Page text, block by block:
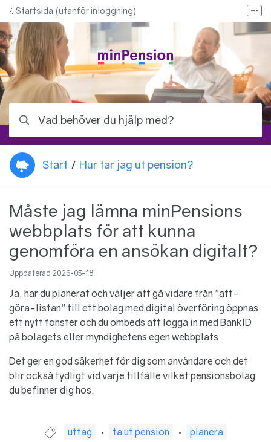
Hoppa till innehåll
Startsida (utanför inloggning)
Bloggen - Allt om pension
Kontakta oss
Kontakta ditt pensionsbolag
Logga in på minPension
Fler
Du är här:Start / Hur tar jag ut pension?
Måste jag lämna minPensions
webbplats för att kunna
genomföra en ansökan digitalt?
Uppdaterad 2026-05-18
Ja, har du planerat och väljer att gå vidare från "att-
göra-listan" till ett bolag med digital överföring öppnas
ett nytt fönster och du ombeds att logga in med BankID
på bolagets eller myndighetens egen webbplats.
Det ger en god säkerhet för dig som användare och det
blir också tydligt vid varje tillfälle vilket pensionsbolag
du befinner dig hos.
Guide taggad med:
uttag ta ut pension planera